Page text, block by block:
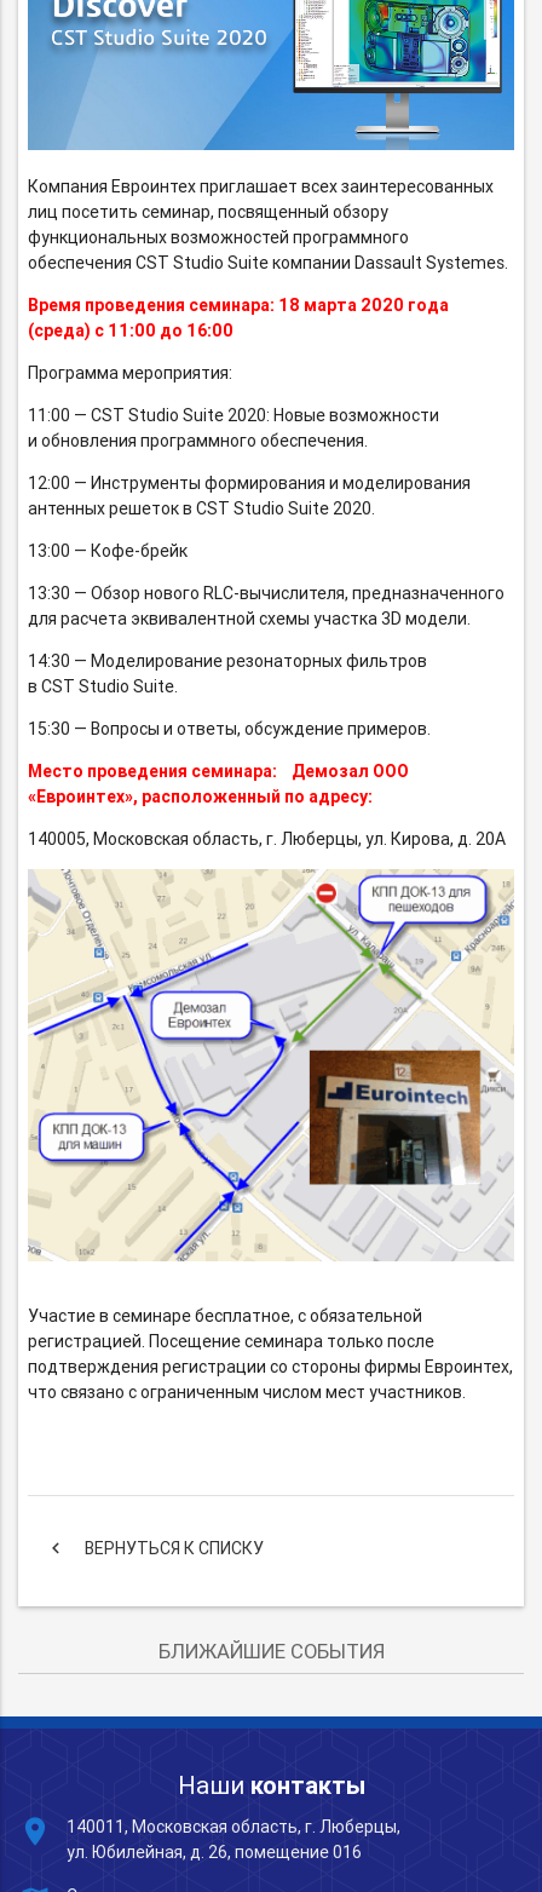
Компания Евроинтех приглашает всех заинтересованных
лиц посетить семинар, посвященный обзору
функциональных возможностей программного
обеспечения CST Studio Suite компании Dassault Systemes.
Время проведения семинара: 18 марта 2020 года
(среда) с 11:00 до 16:00
Программа мероприятия:
11:00 — CST Studio Suite 2020: Новые возможности
и обновления программного обеспечения.
12:00 — Инструменты формирования и моделирования
антенных решеток в CST Studio Suite 2020.
13:00 — Кофе-брейк
13:30 — Обзор нового RLC-вычислителя, предназначенного
для расчета эквивалентной схемы участка 3D модели.
14:30 — Моделирование резонаторных фильтров
в CST Studio Suite.
15:30 — Вопросы и ответы, обсуждение примеров.
Место проведения семинара: Демозал ООО
«Евроинтех», расположенный по адресу:
140005, Московская область, г. Люберцы, ул. Кирова, д. 20А
Участие в семинаре бесплатное, с обязательной
регистрацией. Посещение семинара только после
подтверждения регистрации со стороны фирмы Евроинтех,
что связано с ограниченным числом мест участников.
keyboard_arrow_left ВЕРНУТЬСЯ К СПИСКУ
БЛИЖАЙШИЕ СОБЫТИЯ
Наши контакты
place
140011, Московская область, г. Люберцы,
ул. Юбилейная, д. 26, помещение 016